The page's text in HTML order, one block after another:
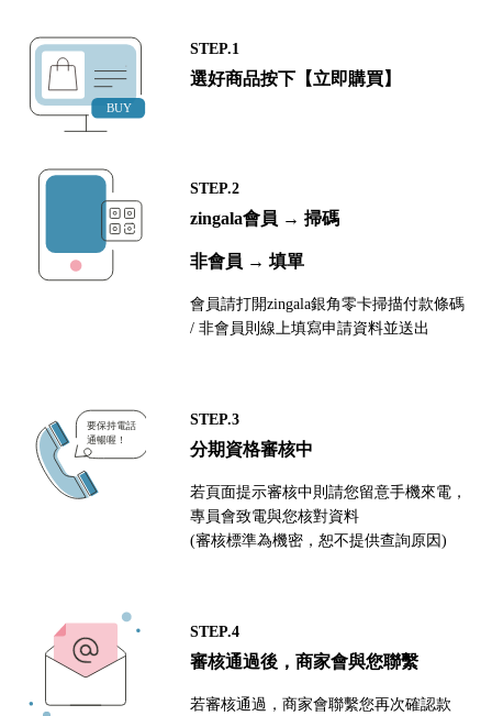
STEP.1
選好商品按下【立即購買】
STEP.2
zingala會員 → 掃碼
非會員 → 填單
會員請打開zingala銀角零卡掃描付款條碼
/ 非會員則線上填寫申請資料並送出
STEP.3
分期資格審核中
若頁面提示審核中則請您留意手機來電，
專員會致電與您核對資料
(審核標準為機密，恕不提供查詢原因)
STEP.4
審核通過後，商家會與您聯繫
若審核通過，商家會聯繫您再次確認款